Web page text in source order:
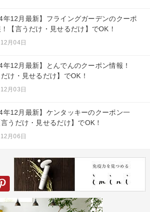
年12月最新】フライングガーデンのクーポ
【言うだけ・見せるだけ】でOK！
月04日
年12月最新】とんでんのクーポン情報！
だけ・見せるだけ】でOK！
月03日
年12月最新】ケンタッキーのクーポン一
うだけ・見せるだけ】でOK！
月06日